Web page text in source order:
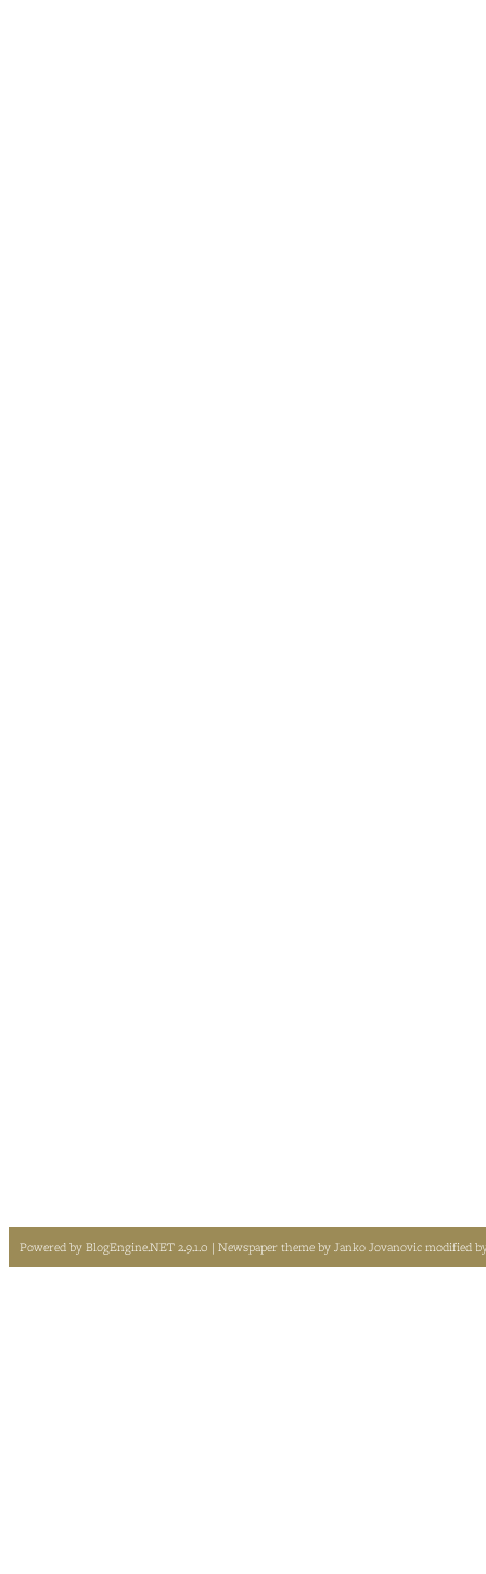
Powered byBlogEngine.NET 2.9.1.0 | Newspaper theme byJanko Jovanovicmodified